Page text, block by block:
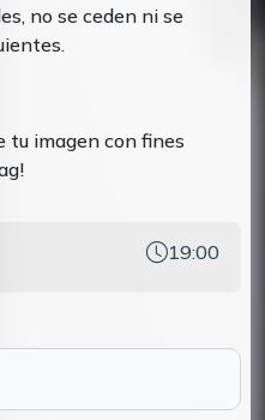
no se ceden ni se
tu imagen con fines
19:00